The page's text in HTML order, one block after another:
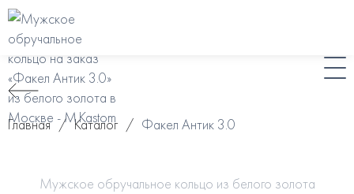
Главная / Каталог / Факел Антик 3.0
Мужское обручальное кольцо из белого золота